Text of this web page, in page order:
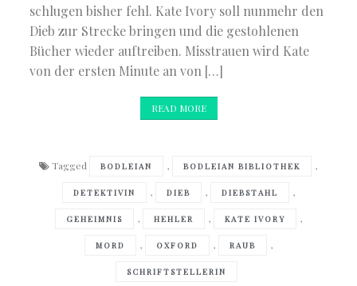
schlugen bisher fehl. Kate Ivory soll nunmehr den
Dieb zur Strecke bringen und die gestohlenen
Bücher wieder auftreiben. Misstrauen wird Kate
von der ersten Minute an von […]
READ MORE
Tagged BODLEIAN , BODLEIAN BIBLIOTHEK ,
DETEKTIVIN , DIEB , DIEBSTAHL ,
GEHEIMNIS , HEHLER , KATE IVORY ,
MORD , OXFORD , RAUB ,
SCHRIFTSTELLERIN